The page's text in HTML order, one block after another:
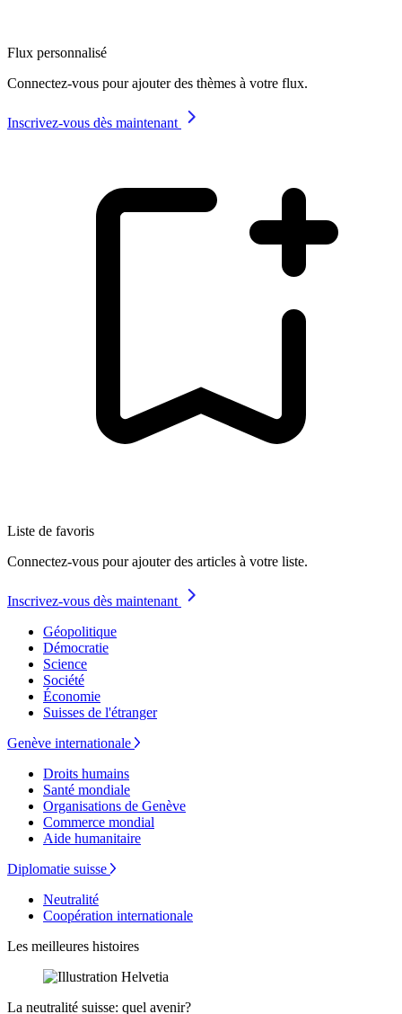
Flux personnalisé
Connectez-vous pour ajouter des thèmes à votre flux.
Inscrivez-vous dès maintenant
Liste de favoris
Connectez-vous pour ajouter des articles à votre liste.
Inscrivez-vous dès maintenant
Géopolitique
Démocratie
Science
Société
Économie
Suisses de l'étranger
Genève internationale
Droits humains
Santé mondiale
Organisations de Genève
Commerce mondial
Aide humanitaire
Diplomatie suisse
Neutralité
Coopération internationale
Les meilleures histoires
La neutralité suisse: quel avenir?